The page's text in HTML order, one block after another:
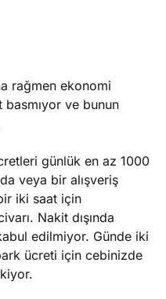
rağmen ekonomi
ve bunun
günlük en az 1000
veya bir alışveriş
iki saat için
Nakit dışında
edilmiyor. Günde iki
ücreti için cebinizde